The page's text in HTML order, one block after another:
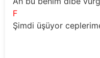
F
Şimdi üşüyor